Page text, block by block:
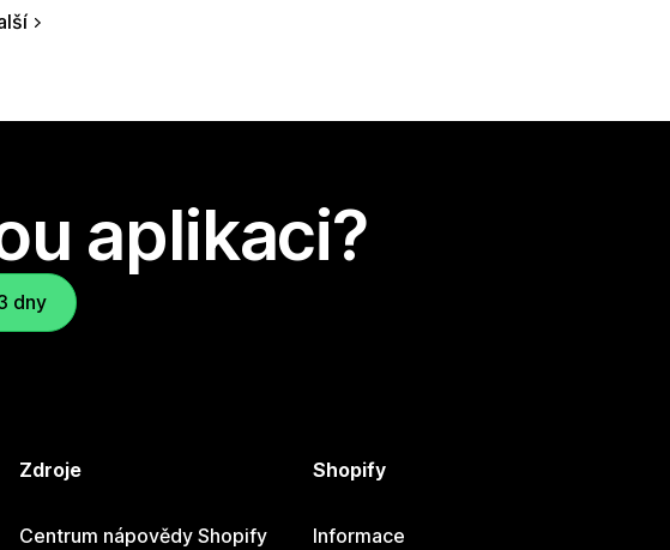
aplikaci?
dny
Zdroje
Centrum nápovědy Shopify
Shopify
Informace